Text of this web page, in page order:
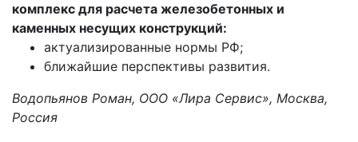
комплекс для расчета железобетонных и
каменных несущих конструкций:
актуализированные нормы РФ;
ближайшие перспективы развития.
Водопьянов Роман, ООО «Лира Сервис», Москва,
Россия